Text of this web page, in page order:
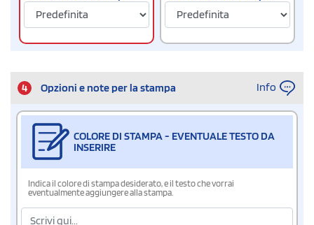
4 Opzioni e note per la stampa Info
COLORE DI STAMPA - EVENTUALE TESTO DA
INSERIRE
Indica il colore di stampa desiderato, e il testo che vorrai
eventualmente aggiungere alla stampa.